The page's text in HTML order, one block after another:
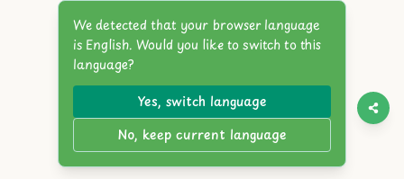
We detected that your browser language
is English. Would you like to switch to this
language?
Yes, switch language
No, keep current language